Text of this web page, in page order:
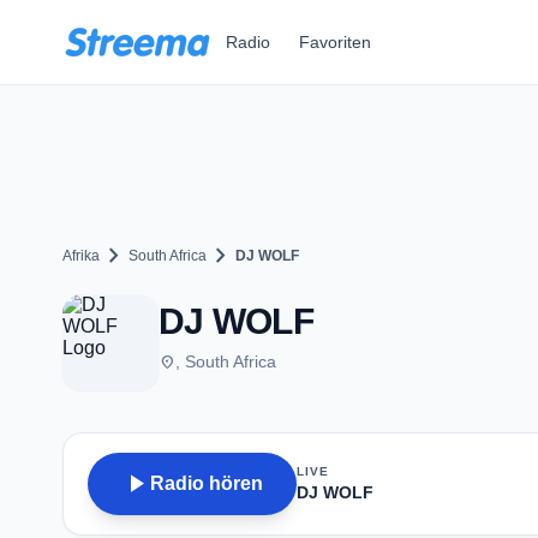
Radio Favoriten
Afrika chevron_right South Africa chevron_right DJ WOLF
DJ WOLF
place , South Africa
play_arrow Radio hören
LIVE
DJ WOLF